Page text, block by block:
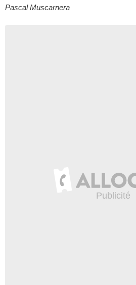
Pascal Muscarnera